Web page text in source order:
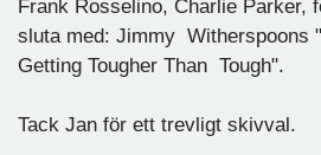
Frank Rosselino, Charlie Parker,
sluta med: Jimmy Witherspoons
Getting Tougher Than Tough".
Tack Jan för ett trevligt skivval.